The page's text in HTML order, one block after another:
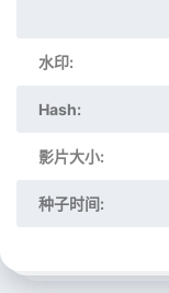
水印:
Hash:
影片大小:
种子时间: